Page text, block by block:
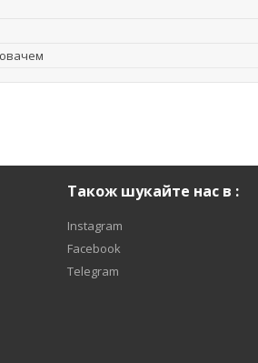
Також шукайте нас в :
Instagram
Facebook
Telegram